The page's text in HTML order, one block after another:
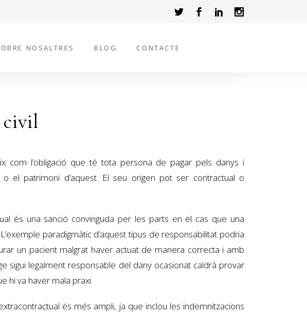
NOSALTRES BLOG CONTACTE
civil
com l’obligació que té tota persona de pagar pels danys i
el patrimoni d’aquest. El seu origen pot ser contractual o
és una sanció convinguda per les parts en el cas que una
paradigmàtic d’aquest tipus de responsabilitat podria
un pacient malgrat haver actuat de manera correcta i amb
sigui legalment responsable del dany ocasionat caldrà provar
hi va haver mala praxi.
és més ampli, ja que inclou les indemnitzacions